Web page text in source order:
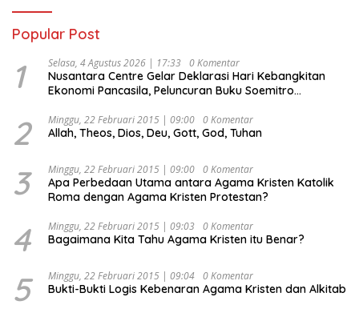
Popular Post
1 Selasa, 4 Agustus 2026 | 17:33 0 Komentar
Nusantara Centre Gelar Deklarasi Hari Kebangkitan
Ekonomi Pancasila, Peluncuran Buku Soemitro
Ekonomi Politik Indonesia) & Simposium Nasional
“Urgensi Undang-Undang Perekonomian Nasional dan
Indonesia Emas 2045”,
2 Minggu, 22 Februari 2015 | 09:00 0 Komentar
Allah, Theos, Dios, Deu, Gott, God, Tuhan
3 Minggu, 22 Februari 2015 | 09:00 0 Komentar
Apa Perbedaan Utama antara Agama Kristen Katolik
Roma dengan Agama Kristen Protestan?
4 Minggu, 22 Februari 2015 | 09:03 0 Komentar
Bagaimana Kita Tahu Agama Kristen itu Benar?
5 Minggu, 22 Februari 2015 | 09:04 0 Komentar
Bukti-Bukti Logis Kebenaran Agama Kristen dan Alkitab